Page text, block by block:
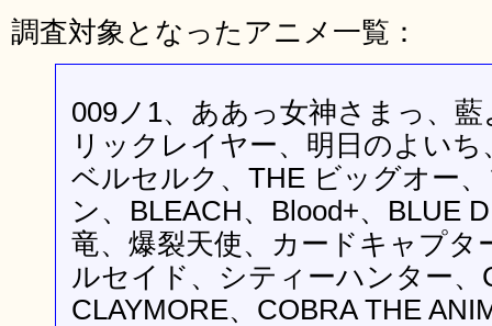
調査対象となったアニメ一覧：
009ノ1、ああっ女神さまっ、
リックレイヤー、明日のよい
ベルセルク、THE ビッグオー
ン、BLEACH、Blood+、BLUE
竜、爆裂天使、カードキャプタ
ルセイド、シティーハンター、
CLAYMORE、COBRA THE